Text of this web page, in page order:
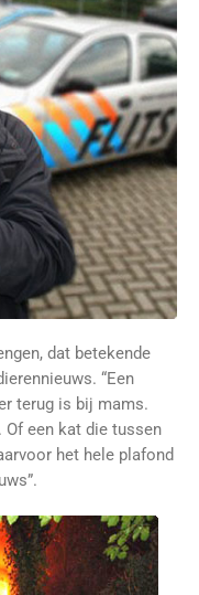
dat betekende
“Een
terug is bij mams.
Of een kat die tussen
het hele plafond